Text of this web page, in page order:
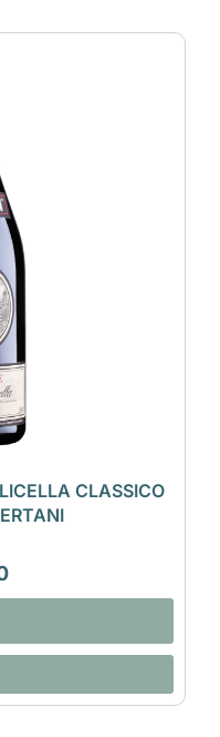
CLASSICO